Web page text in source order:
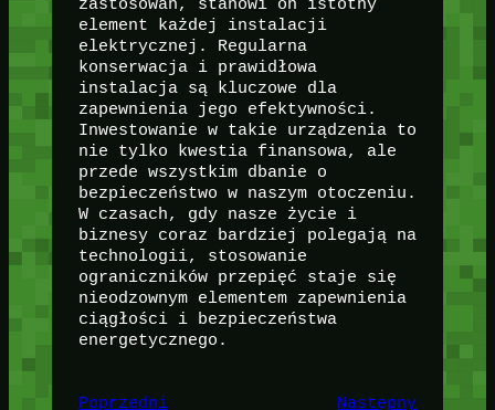
element każdej instalacji
elektrycznej. Regularna
konserwacja i prawidłowa
instalacja są kluczowe dla
zapewnienia jego efektywności.
Inwestowanie w takie urządzenia to
nie tylko kwestia finansowa, ale
przede wszystkim dbanie o
bezpieczeństwo w naszym otoczeniu.
W czasach, gdy nasze życie i
biznesy coraz bardziej polegają na
technologii, stosowanie
ograniczników przepięć staje się
nieodzownym elementem zapewnienia
ciągłości i bezpieczeństwa
energetycznego.
Poprzedni Następny